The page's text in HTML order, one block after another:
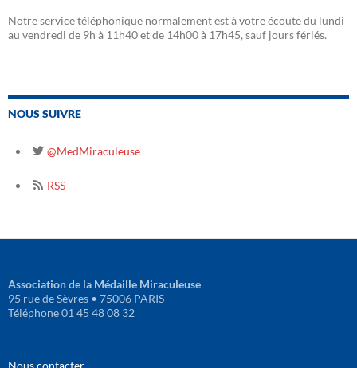
Notre service téléphonique normalement est à votre écoute du lundi
au vendredi de 9h à 11h40 et de 14h00 à 17h45, sauf jours fériés.
NOUS SUIVRE
@MedMiraculeuse
RSS
Association de la Médaille Miraculeuse
95 rue de Sèvres • 75006 PARIS
Téléphone 01 45 48 08 32